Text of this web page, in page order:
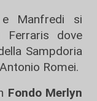
e Manfredi si
dove
Sampdoria
Romei.
Fondo Merlyn